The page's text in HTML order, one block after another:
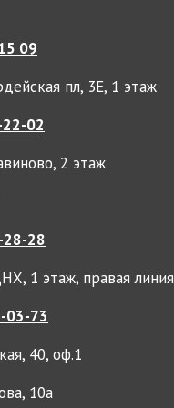
09
пл, 3Е, 1 этаж
02
2 этаж
28
1 этаж, правая линия
03-73
40, оф.1
10а